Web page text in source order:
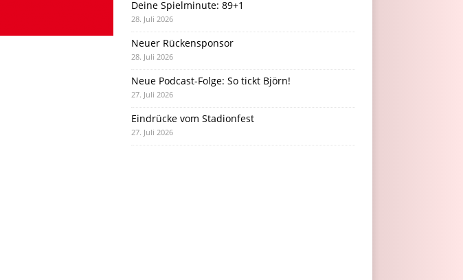
Deine Spielminute: 89+1
28. Juli 2026
Neuer Rückensponsor
28. Juli 2026
Neue Podcast-Folge: So tickt Björn!
27. Juli 2026
Eindrücke vom Stadionfest
27. Juli 2026